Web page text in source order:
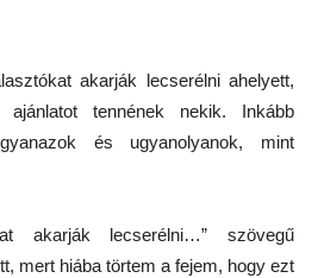
akarják lecserélni ahelyett,
tennének nekik. Inkább
és ugyanolyanok, mint
akarják lecserélni…” szövegű
mert hiába törtem a fejem, hogy ezt